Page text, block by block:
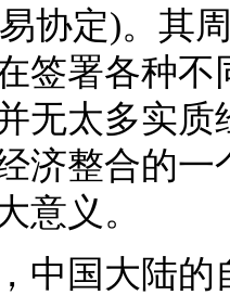
协定)。其
签署各种
无太多实
济整合的
意义。
国大陆的